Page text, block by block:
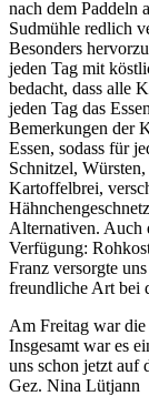
nach dem Paddeln
Sudmühle redlich
Besonders
jeden Tag mit
bedacht, dass alle
jeden Tag das
Bemerkungen der
Essen, sodass für
Schnitzel,
Kartoffelbrei,
Alternativen. Auch
Verfügung:
Franz versorgte
freundliche Art bei
Am Freitag war
Insgesamt war es
uns schon jetzt auf
Gez. Nina Lütjann